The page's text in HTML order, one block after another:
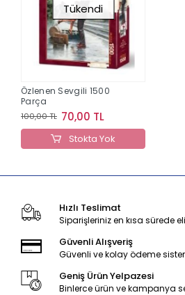
Tükendi
Özlenen Sevgili 1500
Parça
100,00 TL 70,00 TL
Stokta Yok
Hızlı Teslimat
Siparişleriniz en kısa sürede
Güvenli Alışveriş
Güvenli ve kolay ödeme
Geniş Ürün Yelpazesi
Binlerce ürün ve kampanya